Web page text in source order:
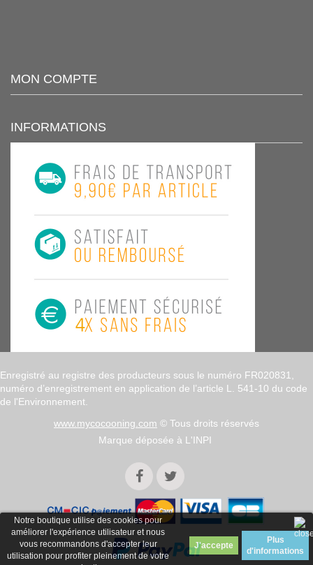
Notre boutique utilise des cookies pour
améliorer l'expérience utilisateur et nous
vous recommandons d'accepter leur
utilisation pour profiter pleinement de votre
Plus
d'informations
MON COMPTE
INFORMATIONS
Enregistré au registre des producteurs sous le numéro FR020831,
numéro d’enregistrement en application de l’article L. 541-10 du code
de l'Environnement.
www.mycocooning.com © Tous droits réservés
Marque déposée à L'INPI